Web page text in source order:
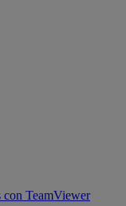
con TeamViewer